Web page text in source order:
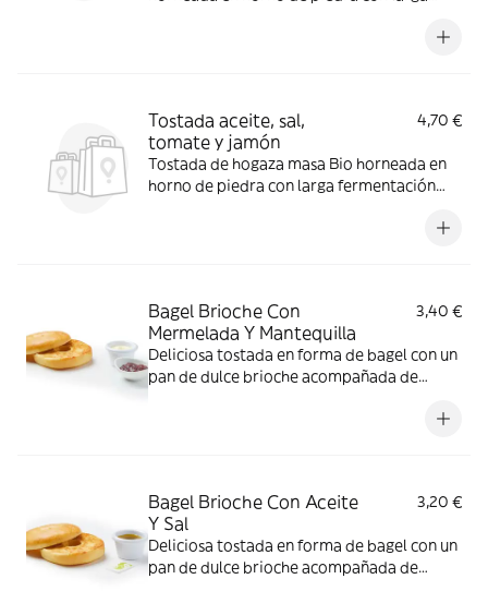
Tostada aceite, sal,
tomate y jamón
4,70 €
Tostada de hogaza masa Bio horneada en
horno de piedra con larga fermentación
Bagel Brioche Con
Mermelada Y Mantequilla
3,40 €
Deliciosa tostada en forma de bagel con un
pan de dulce brioche acompañada de
Bagel Brioche Con Aceite
Y Sal
3,20 €
Deliciosa tostada en forma de bagel con un
pan de dulce brioche acompañada de